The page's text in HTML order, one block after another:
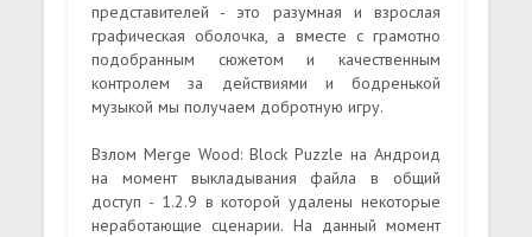
представителей - это разумная и взрослая
графическая оболочка, а вместе с грамотно
подобранным сюжетом и качественным
контролем за действиями и бодренькой
музыкой мы получаем добротную игру.
Взлом Merge Wood: Block Puzzle на Андроид
на момент выкладывания файла в общий
доступ - 1.2.9 в которой удалены некоторые
неработающие сценарии. На данный момент